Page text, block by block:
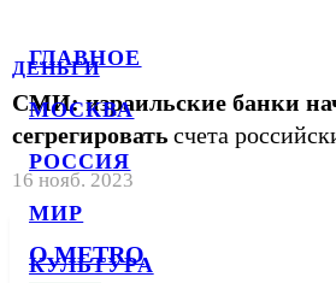
ГЛАВНОЕ
МОСКВА
РОССИЯ
МИР
КУЛЬТУРА
ДЕНЬГИ
СМИ: израильские банки
сегрегировать счета
16 нояб. 2023
О METRO